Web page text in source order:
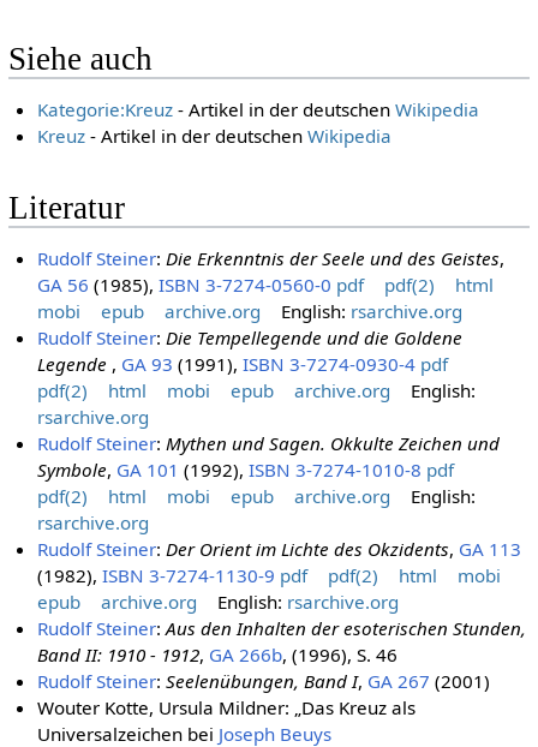
Siehe auch
Kategorie:Kreuz - Artikel in der deutschenWikipedia
Kreuz - Artikel in der deutschenWikipedia
Literatur
Rudolf Steiner: Die Erkenntnis der Seele und des Geistes,
GA 56 (1985),ISBN 3-7274-0560-0 pdf pdf(2)
html
mobi
epub archive.org English: rsarchive.org
Rudolf Steiner: Die Tempellegende und die Goldene
Legende , GA 93 (1991),ISBN 3-7274-0930-4 pdf
pdf(2)
html mobi epub archive.org
English:
rsarchive.org
Rudolf Steiner: Mythen und Sagen. Okkulte Zeichen und
Symbole, GA 101 (1992),ISBN 3-7274-1010-8 pdf
pdf(2)
html mobi epub archive.org
English:
rsarchive.org
Rudolf Steiner: Der Orient im Lichte des Okzidents, GA 113
(1982),ISBN 3-7274-1130-9 pdf pdf(2) html
mobi
epub
archive.org English: rsarchive.org
Rudolf Steiner:Aus den Inhalten der esoterischen Stunden,
Band II: 1910 - 1912, GA 266b, (1996), S. 46
Rudolf Steiner:Seelenübungen, Band I, GA 267 (2001)
Wouter Kotte, Ursula Mildner: „Das Kreuz als
Universalzeichen bei Joseph Beuys